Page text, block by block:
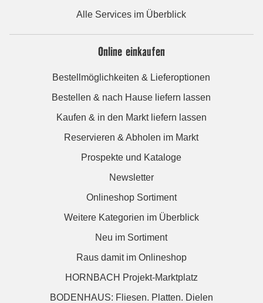
Alle Services im Überblick
Online einkaufen
Bestellmöglichkeiten & Lieferoptionen
Bestellen & nach Hause liefern lassen
Kaufen & in den Markt liefern lassen
Reservieren & Abholen im Markt
Prospekte und Kataloge
Newsletter
Onlineshop Sortiment
Weitere Kategorien im Überblick
Neu im Sortiment
Raus damit im Onlineshop
HORNBACH Projekt-Marktplatz
BODENHAUS: Fliesen. Platten. Dielen